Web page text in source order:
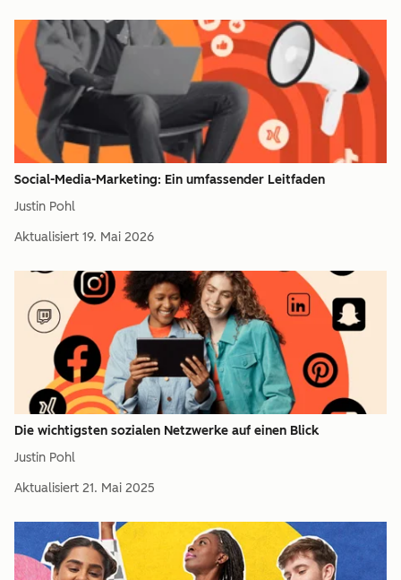
Social-Media-Marketing: Ein umfassender Leitfaden
Justin Pohl
Aktualisiert 19. Mai 2026
Die wichtigsten sozialen Netzwerke auf einen Blick
Justin Pohl
Aktualisiert 21. Mai 2025